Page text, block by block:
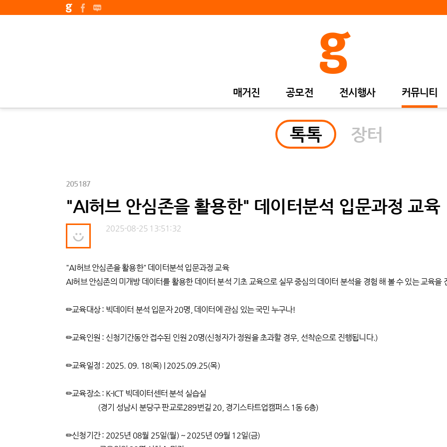
매거진 공모전 전시행사 커뮤니티
톡톡 장터
205187
"AI허브 안심존을 활용한" 데이터분석 입문과정 교육
2025-08-25 13:51:32
"AI허브 안심존을 활용한" 데이터분석 입문과정 교육
AI허브 안심존의 미개방 데이터를 활용한 데이터 분석 기초 교육으로 실무 중심의 데이터 분석을 경험 해 볼 수 있는 교육을
✏교육대상 : 빅데이터 분석 입문자 20명, 데이터에 관심 있는 국민 누구나!
✏교육인원 : 신청기간동안 접수된 인원 20명(신청자가 정원을 초과할 경우, 선착순으로 진행됩니다.)
✏교육일정 : 2025. 09. 18(목) | 2025.09.25(목)
✏교육장소 : K-ICT 빅데이터센터 분석 실습실
(경기 성남시 분당구 판교로289번길 20, 경기스타트업캠퍼스 1동 6층)
✏신청기간 : 2025년 08월 25일(월) ~ 2025년 09월 12일(금)